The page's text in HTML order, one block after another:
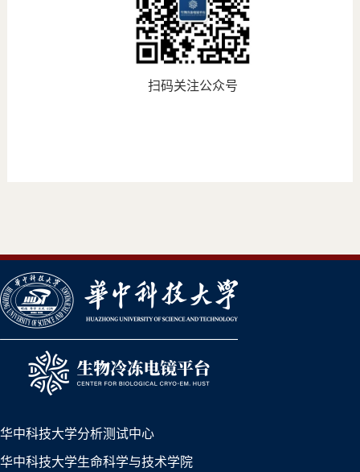
扫码关注公众号
华中科技大学分析测试中心
华中科技大学生命科学与技术学院